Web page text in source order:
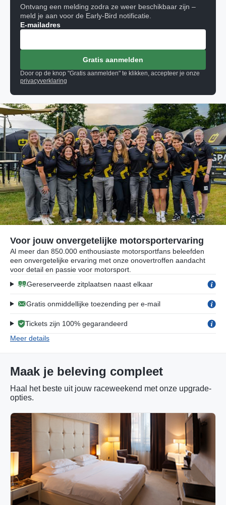
Ontvang een melding zodra ze weer beschikbaar zijn –
meld je aan voor de Early-Bird notificatie.
E-mailadres
Gratis aanmelden
Door op de knop "Gratis aanmelden" te klikken, accepteer je onze
privacyverklaring
Voor jouw onvergetelijke motorsportervaring
Al meer dan 850.000 enthousiaste motorsportfans beleefden
een onvergetelijke ervaring met onze onovertroffen aandacht
voor detail en passie voor motorsport.
Gereserveerde zitplaatsen naast elkaar
Gratis onmiddellijke toezending per e-mail
Tickets zijn 100% gegarandeerd
Meer details
Maak je beleving compleet
Haal het beste uit jouw raceweekend met onze upgrade-
opties.